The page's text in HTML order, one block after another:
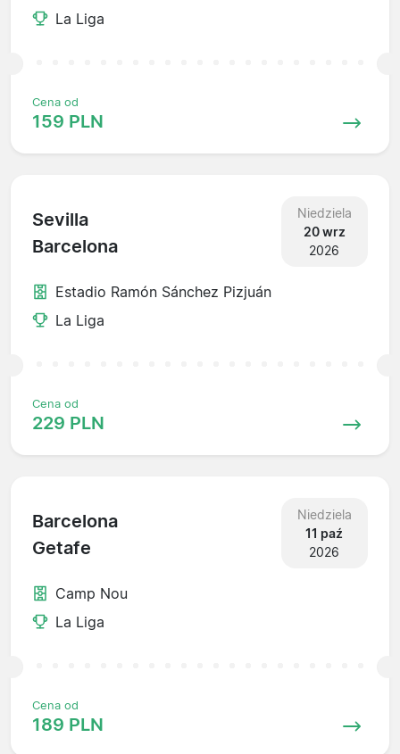
La Liga
Cena od
159 PLN
Sevilla
Barcelona
Niedziela
20 wrz
2026
Estadio Ramón Sánchez Pizjuán
La Liga
Cena od
229 PLN
Barcelona
Getafe
Niedziela
11 paź
2026
Camp Nou
La Liga
Cena od
189 PLN